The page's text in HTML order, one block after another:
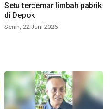
Setu tercemar limbah pabrik
di Depok
Senin, 22 Juni 2026